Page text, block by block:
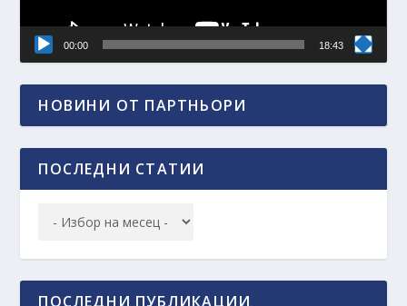
00:00 18:43
НОВИНИ ОТ ПАРТНЬОРИ
ПОСЛЕДНИ СТАТИИ
ПОСЛЕДНИ ПУБЛИКАЦИИ